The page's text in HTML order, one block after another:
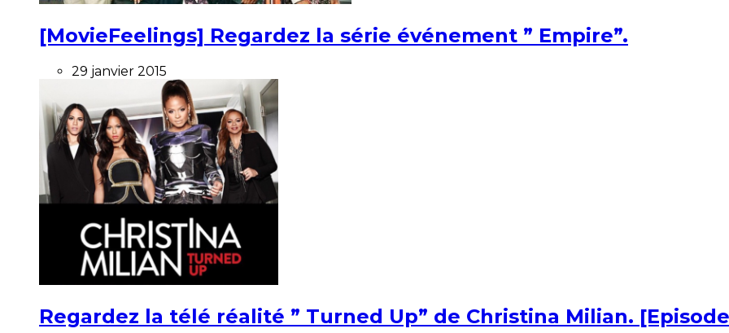
[MovieFeelings] Regardez la série événement ” Empire”.
29 janvier 2015
Regardez la télé réalité ” Turned Up” de Christina Milian.